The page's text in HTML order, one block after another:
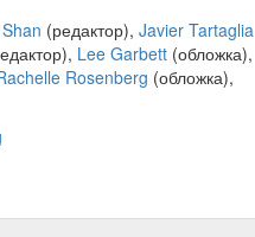
(редактор), Javier Tartaglia
Lee Garbett(обложка),
Rosenberg (обложка),